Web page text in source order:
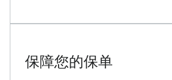
保障您的保单